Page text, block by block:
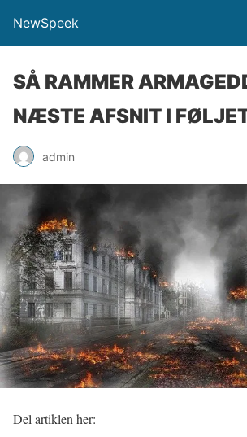
NewSpeek
SÅ RAMMER
NÆSTE AFSNIT I
admin
Del artiklen her: